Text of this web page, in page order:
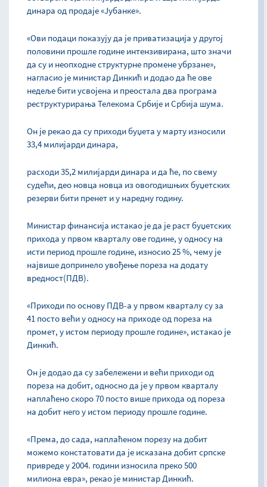
динара од продаје «Јубанке».
«Ови подаци показују да је приватизација у другој
половини прошле године интензивирана, што значи
да су и неопходне структурне промене убрзане»,
нагласио је министар Динкић и додао да ће ове
недеље бити усвојена и преостала два програма
реструктурирања Телекома Србије и Србија шума.
Он је рекао да су приходи буџета у марту износили
33,4 милијарди динара,
расходи 35,2 милијарди динара и да ће, по свему
судећи, део новца новца из овогодишњих буџетских
резерви бити пренет и у наредну годину.
Министар финансија истакао је да је раст буџетских
прихода у првом кварталу ове године, у односу на
исти период прошле године, износио 25 %, чему је
највише допринело увођење пореза на додату
вредност(ПДВ).
«Приходи по основу ПДВ-а у првом кварталу су за
41 посто већи у односу на приходе од пореза на
промет, у истом периоду прошле године», истакао је
Динкић.
Он је додао да су забележени и већи приходи од
пореза на добит, односно да је у првом кварталу
наплаћено скоро 70 посто више прихода од пореза
на добит него у истом периоду прошле године.
«Према, до сада, наплаћеном порезу на добит
можемо констатовати да је исказана добит српске
привреде у 2004. години износила преко 500
милиона евра», рекао је министар Динкић.